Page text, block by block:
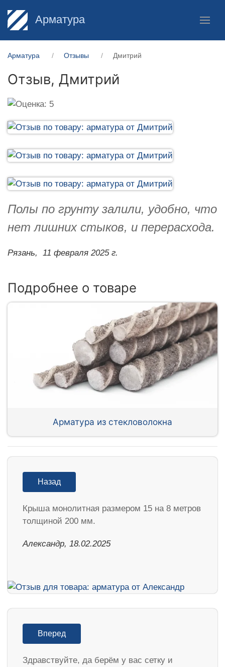
Арматура
Арматура Отзывы Дмитрий
Отзыв, Дмитрий
Полы по грунту залили, удобно, что
нет лишних стыков, и перерасхода.
Рязань, 11 февраля 2025 г.
Подробнее о товаре
Арматура из стекловолокна
Назад
Крыша монолитная размером 15 на 8 метров
толщиной 200 мм.
Александр, 18.02.2025
Вперед
Здравствуйте, да берём у вас сетку и